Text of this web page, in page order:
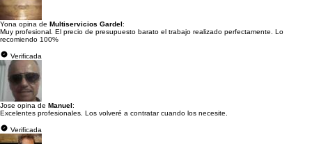
Yona opina de Multiservicios Gardel:
Muy profesional. El precio de presupuesto barato el trabajo realizado perfectamente. Lo
recomiendo 100%
Verificada
Jose opina de Manuel:
Excelentes profesionales. Los volveré a contratar cuando los necesite.
Verificada